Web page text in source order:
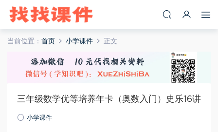
当前位置： 首页 小学课件 正文
三年级数学优等培养年卡（奥数入门）史乐16讲
小学课件